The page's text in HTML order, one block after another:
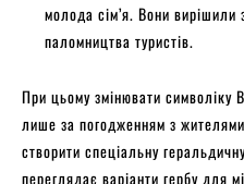
молода сім’я. Вони вирішили
паломництва туристів.
При цьому змінювати
лише за погодженням з
створити спеціальну
переглядає варіанти гербу для